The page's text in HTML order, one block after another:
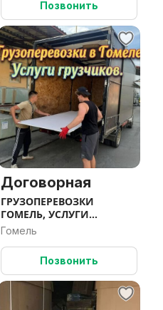
Позвонить
Договорная
ГРУЗОПЕРЕВОЗКИ
ГОМЕЛЬ, УСЛУГИ
ГРУЗЧИКОВ, ВЫВОЗ
ГОМЕЛЬ
Гомель
Позвонить